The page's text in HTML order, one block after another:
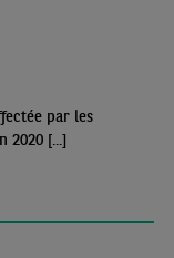
par les
2020 [...]